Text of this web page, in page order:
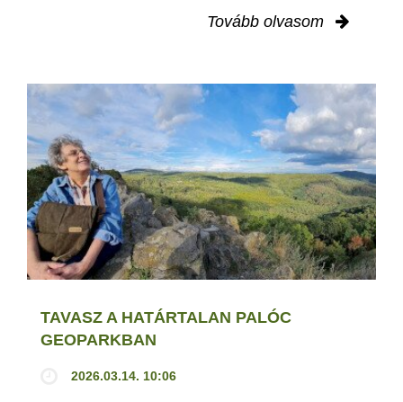
Tovább olvasom
TAVASZ A HATÁRTALAN PALÓC
GEOPARKBAN
2026.03.14. 10:06